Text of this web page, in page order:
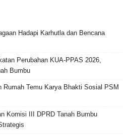
Hadapi Karhutla dan Bencana
Perubahan KUA-PPAS 2026,
Bumbu
Temu Karya Bhakti Sosial PSM
Komisi III DPRD Tanah Bumbu